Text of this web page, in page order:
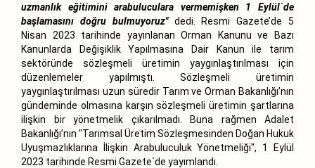
uzmanlık eğitimini arabuluculara vermemişken 1 Eylül`de
başlamasını doğru bulmuyoruz"dedi. Resmi Gazete’de 5
Nisan 2023 tarihinde yayınlanan Orman Kanunu ve Bazı
Kanunlarda Değişiklik Yapılmasına Dair Kanun ile tarım
sektöründe sözleşmeli üretimin yaygınlaştırılması için
düzenlemeler yapılmıştı. Sözleşmeli üretimin
yaygınlaştırılması uzun süredir Tarım ve Orman Bakanlığı’nın
gündeminde olmasına karşın sözleşmeli üretimin şartlarına
ilişkin bir yönetmelik çıkarılmadı. Buna rağmen Adalet
Bakanlığı’nın "Tarımsal Üretim Sözleşmesinden Doğan Hukuk
Uyuşmazlıklarına İlişkin Arabuluculuk Yönetmeliği", 1 Eylül
2023 tarihinde Resmi Gazete`de yayımlandı.